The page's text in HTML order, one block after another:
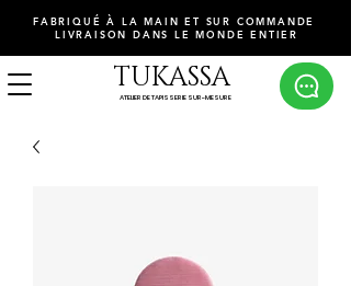
FABRIQUÉ À LA MAIN ET SUR COMMANDE
LIVRAISON DANS LE MONDE ENTIER
TUKASSA
ATELIER DE TAPISSERIE SUR-MESURE